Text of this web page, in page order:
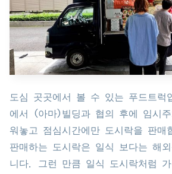
도심 곳곳에서 볼 수 있는 푸드트럭
에서 (아마)빌딩과 협의 후에 임시
워놓고 점심시간에만 도시락을 판매
판매하는 도시락은 일식 보다는 해
니다. 그런 만큼 일식 도시락처럼